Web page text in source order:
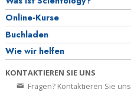
Online-Kurse
Buchladen
Wie wir helfen
KONTAKTIEREN SIE UNS
Fragen? Kontaktieren Sie uns